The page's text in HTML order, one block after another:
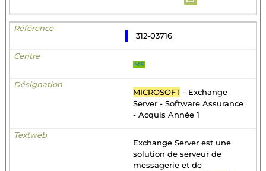
312-03716
MS
MICROSOFT - Exchange
Server - Software Assurance
- Acquis Année 1
Exchange Server est une
solution de serveur de
messagerie et de